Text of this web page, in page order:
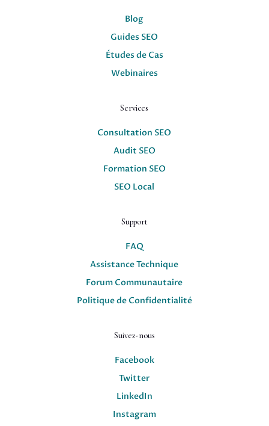
Blog
Guides SEO
Études de Cas
Webinaires
Services
Consultation SEO
Audit SEO
Formation SEO
SEO Local
Support
FAQ
Assistance Technique
Forum Communautaire
Politique de Confidentialité
Suivez-nous
Facebook
Twitter
LinkedIn
Instagram